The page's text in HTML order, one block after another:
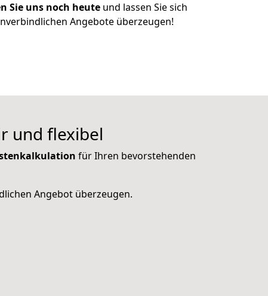
Sie uns noch heute und lassen Sie sich
Angebote überzeugen!
und flexibel
für Ihren bevorstehenden
Angebot überzeugen.